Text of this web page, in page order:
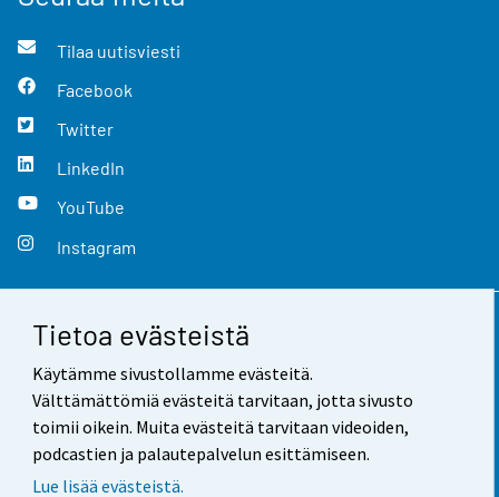
Tietoa evästeistä
Käytämme sivustollamme evästeitä.
Välttämättömiä evästeitä tarvitaan, jotta sivusto
toimii oikein. Muita evästeitä tarvitaan videoiden,
podcastien ja palautepalvelun esittämiseen.
Lue lisää evästeistä.
Tilaa uutisviesti
Facebook
Twitter
LinkedIn
YouTube
Instagram
Yhteystiedot
Palaute
Käyttöehdot